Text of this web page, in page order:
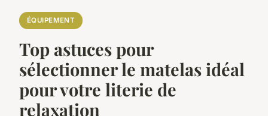
ÉQUIPEMENT
Top astuces pour
sélectionner le matelas idéal
pour votre literie de
relaxation